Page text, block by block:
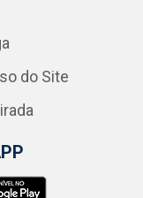
do Site